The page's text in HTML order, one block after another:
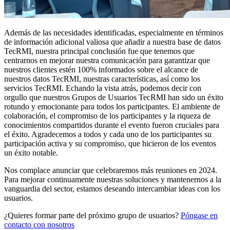
Además de las necesidades identificadas, especialmente en términos
de información adicional valiosa que añadir a nuestra base de datos
TecRMI, nuestra principal conclusión fue que tenemos que
centrarnos en mejorar nuestra comunicación para garantizar que
nuestros clientes estén 100% informados sobre el alcance de
nuestros datos TecRMI, nuestras características, así como los
servicios TecRMI. Echando la vista atrás, podemos decir con
orgullo que nuestros Grupos de Usuarios TecRMI han sido un éxito
rotundo y emocionante para todos los participantes. El ambiente de
colaboración, el compromiso de los participantes y la riqueza de
conocimientos compartidos durante el evento fueron cruciales para
el éxito. Agradecemos a todos y cada uno de los participantes su
participación activa y su compromiso, que hicieron de los eventos
un éxito notable.
Nos complace anunciar que celebraremos más reuniones en 2024.
Para mejorar continuamente nuestras soluciones y mantenernos a la
vanguardia del sector, estamos deseando intercambiar ideas con los
usuarios.
¿Quieres formar parte del próximo grupo de usuarios? Póngase en
contacto con nosotros